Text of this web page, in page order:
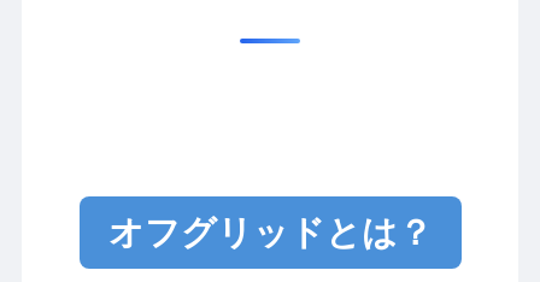
オフグリッドとは？